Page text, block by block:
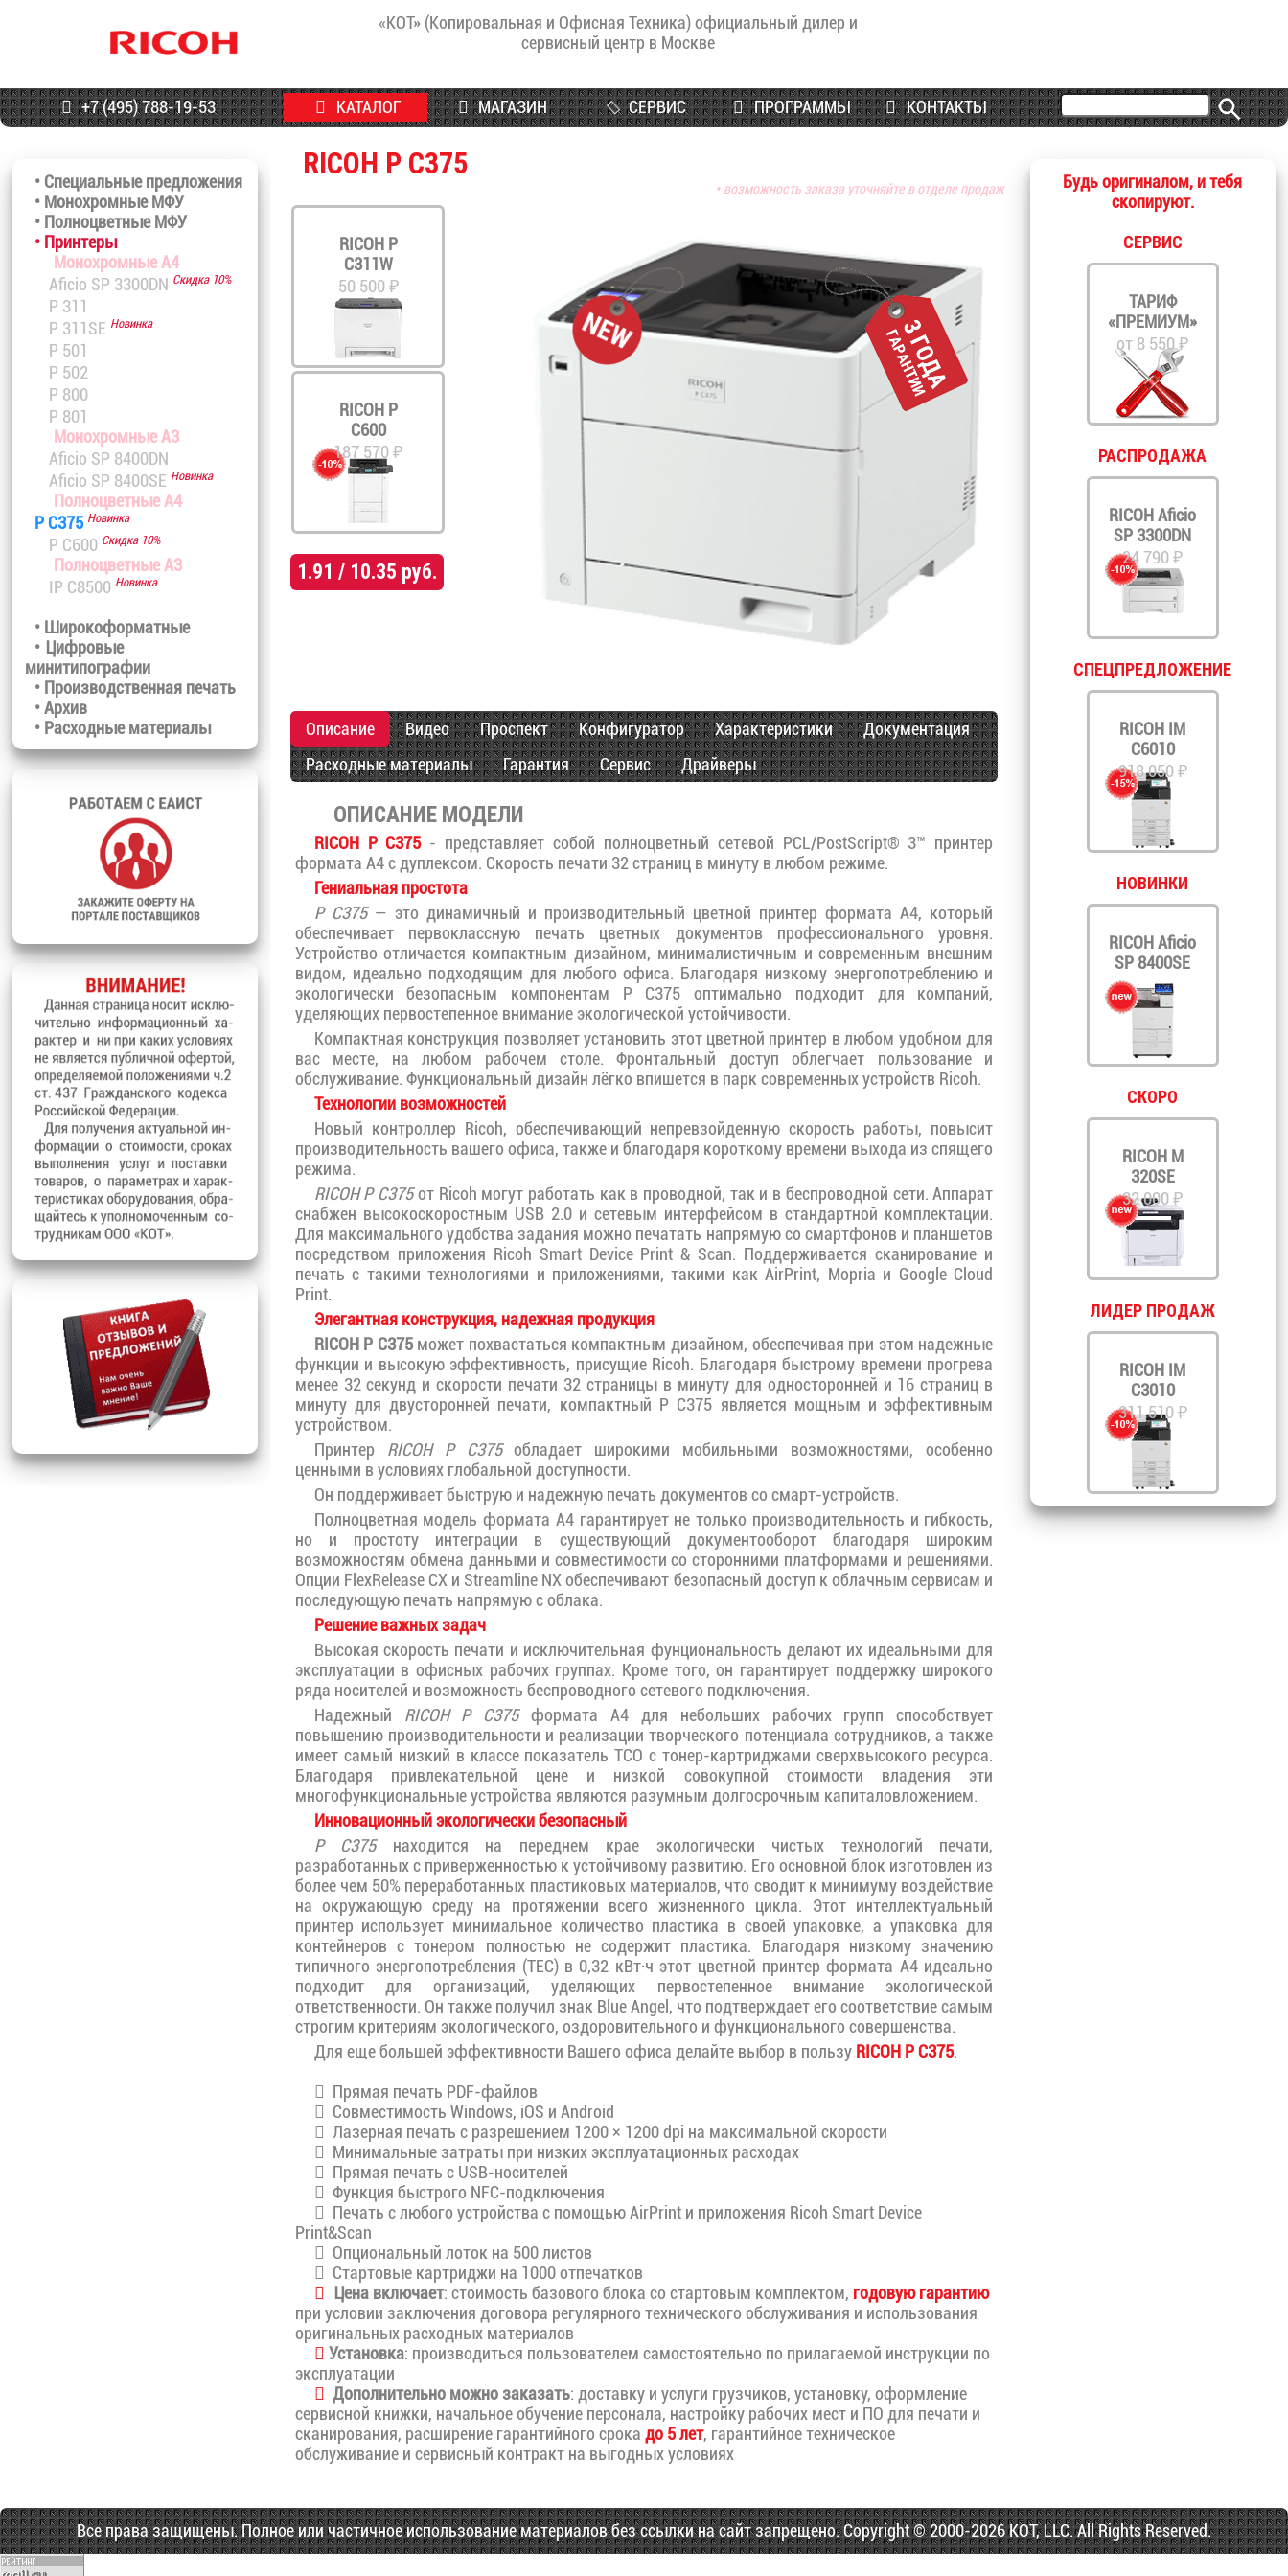
«КОТ» (Копировальная и Офисная Техника) официальный дилер и
сервисный центр в Москве
+7 (495) 788-19-53 КАТАЛОГ МАГАЗИН СЕРВИС ПРОГРАММЫ КОНТАКТЫ
• Специальные предложения
• Монохромные МФУ
• Полноцветные МФУ
• Принтеры
Монохромные A4
Aficio SP 3300DN Скидка 10%
P 311
P 311SE Новинка
P 501
P 502
P 800
P 801
Монохромные A3
Aficio SP 8400DN
Aficio SP 8400SE Новинка
Полноцветные A4
P C375 Новинка
P C600 Скидка 10%
Полноцветные A3
IP C8500 Новинка
• Широкоформатные
• Цифровые
минитипографии
• Производственная печать
• Архив
• Расходные материалы
RICOH P C375
* возможность заказа уточняйте в отделе продаж
RICOH P
C311W
50 500 ₽
RICOH P
C600
187 570 ₽
1.91 / 10.35 руб.
Описание Видео Проспект Конфигуратор Характеристики
Документация
Расходные материалы
Гарантия Сервис Драйверы
ОПИСАНИЕ МОДЕЛИ
RICOH P C375- представляет собой полноцветный сетевой PCL/PostScript® 3™ принтер
формата А4 с дуплексом. Скорость печати 32 страниц в минуту в любом режиме.
Гениальная простота
P C375— это динамичный и производительный цветной принтер формата A4, который
обеспечивает первоклассную печать цветных документов профессионального уровня.
Устройство отличается компактным дизайном, минималистичным и современным внешним
видом, идеально подходящим для любого офиса. Благодаря низкому энергопотреблению и
экологически безопасным компонентам P C375 оптимально подходит для компаний,
уделяющих первостепенное внимание экологической устойчивости.
Компактная конструкция позволяет установить этот цветной принтер в любом удобном для
вас месте, на любом рабочем столе. Фронтальный доступ облегчает пользование и
обслуживание. Функциональный дизайн лёгко впишется в парк современных устройств Ricoh.
Технологии возможностей
Новый контроллер Ricoh, обеспечивающий непревзойденную скорость работы, повысит
производительность вашего офиса, также и благодаря короткому времени выхода из спящего
режима.
RICOH P C375от Ricoh могут работать как в проводной, так и в беспроводной сети. Аппарат
снабжен высокоскоростным USB 2.0 и сетевым интерфейсом в стандартной комплектации.
Для максимального удобства задания можно печатать напрямую со смартфонов и планшетов
посредством приложения Ricoh Smart Device Print & Scan. Поддерживается сканирование и
печать с такими технологиями и приложениями, такими как AirPrint, Mopria и Google Cloud
Print.
Элегантная конструкция, надежная продукция
RICOH P C375может похвастаться компактным дизайном, обеспечивая при этом надежные
функции и высокую эффективность, присущие Ricoh. Благодаря быстрому времени прогрева
менее 32 секунд и скорости печати 32 страницы в минуту для односторонней и 16 страниц в
минуту для двусторонней печати, компактный P C375 является мощным и эффективным
устройством.
Принтер RICOH P C375обладает широкими мобильными возможностями, особенно
ценными в условиях глобальной доступности.
Он поддерживает быструю и надежную печать документов со смарт-устройств.
Полноцветная модель формата A4 гарантирует не только производительность и гибкость,
но и простоту интеграции в существующий документооборот благодаря широким
возможностям обмена данными и совместимости со сторонними платформами и решениями.
Опции FlexRelease CX и Streamline NX обеспечивают безопасный доступ к облачным сервисам и
последующую печать напрямую с облака.
Решение важных задач
Высокая скорость печати и исключительная фунциональность делают их идеальными для
эксплуатации в офисных рабочих группах. Кроме того, он гарантирует поддержку широкого
ряда носителей и возможность беспроводного сетевого подключения.
Надежный RICOH P C375формата A4 для небольших рабочих групп способствует
повышению производительности и реализации творческого потенциала сотрудников, а также
имеет самый низкий в классе показатель TCO с тонер-картриджами сверхвысокого ресурса.
Благодаря привлекательной цене и низкой совокупной стоимости владения эти
многофункциональные устройства являются разумным долгосрочным капиталовложением.
Инновационный экологически безопасный
P C375находится на переднем крае экологически чистых технологий печати,
разработанных с приверженностью к устойчивому развитию. Его основной блок изготовлен из
более чем 50% переработанных пластиковых материалов, что сводит к минимуму воздействие
на окружающую среду на протяжении всего жизненного цикла. Этот интеллектуальный
принтер использует минимальное количество пластика в своей упаковке, а упаковка для
контейнеров с тонером полностью не содержит пластика. Благодаря низкому значению
типичного энергопотребления (TEC) в 0,32 кВт·ч этот цветной принтер формата A4 идеально
подходит для организаций, уделяющих первостепенное внимание экологической
ответственности. Он также получил знак Blue Angel, что подтверждает его соответствие самым
строгим критериям экологического, оздоровительного и функционального совершенства.
Для еще большей эффективности Вашего офиса делайте выбор в пользу RICOH P C375.
Прямая печать PDF-файлов
Совместимость Windows, iOS и Android
Лазерная печать с разрешением 1200 × 1200 dpi на максимальной скорости
Минимальные затраты при низких эксплуатационных расходах
Прямая печать с USB-носителей
Функция быстрого NFC-подключения
Печать с любого устройства с помощью AirPrint и приложения Ricoh Smart Device
Print&Scan
Опциональный лоток на 500 листов
Стартовые картриджи на 1000 отпечатков
Цена включает: стоимость базового блока со стартовым комплектом, годовую гарантию
при условии заключения договора регулярного технического обслуживания и использования
оригинальных расходных материалов
Установка: производиться пользователем самостоятельно по прилагаемой инструкции по
эксплуатации
Дополнительно можно заказать: доставку и услуги грузчиков, установку, оформление
сервисной книжки, начальное обучение персонала, настройку рабочих мест и ПО для печати и
сканирования, расширение гарантийного срока до 5 лет, гарантийное техническое
обслуживание и сервисный контракт на выгодных условиях
Будь оригиналом, и тебя
скопируют.
СЕРВИС
ТАРИФ
«ПРЕМИУМ»
от 8 550 ₽
РАСПРОДАЖА
RICOH Aficio
SP 3300DN
24 790 ₽
СПЕЦПРЕДЛОЖЕНИЕ
RICOH IM
C6010
918 050 ₽
НОВИНКИ
RICOH Aficio
SP 8400SE
СКОРО
RICOH M
320SE
32 000 ₽
ЛИДЕР ПРОДАЖ
RICOH IM
C3010
311 510 ₽
Все права защищены. Полное или частичное использование материалов без ссылки на сайт запрещено. Copyright © 2000-2026 KOT, LLC. All Rights Reserved.